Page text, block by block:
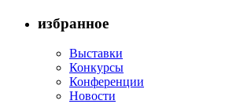
избранное
Выставки
Конкурсы
Конференции
Новости